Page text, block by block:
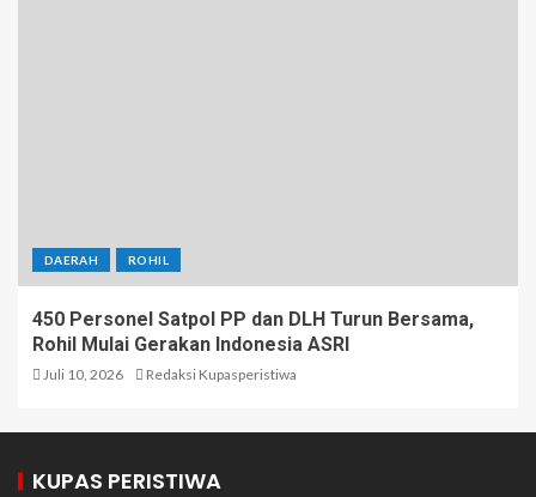
DAERAH ROHIL
450 Personel Satpol PP dan DLH Turun Bersama,
Rohil Mulai Gerakan Indonesia ASRI
Juli 10, 2026 Redaksi Kupasperistiwa
KUPAS PERISTIWA